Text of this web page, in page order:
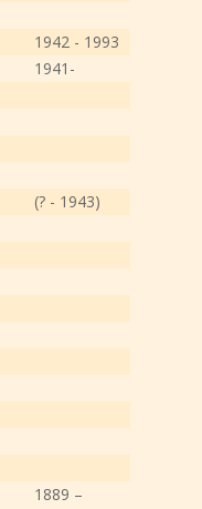
1942 - 1993
1941-
(? - 1943)
1889 –